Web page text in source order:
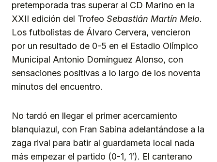
pretemporada tras superar al CD Marino en la
XXII edición del Trofeo Sebastián Martín Melo.
Los futbolistas de Álvaro Cervera, vencieron
por un resultado de 0-5 en el Estadio Olímpico
Municipal Antonio Domínguez Alonso, con
sensaciones positivas a lo largo de los noventa
minutos del encuentro.
No tardó en llegar el primer acercamiento
blanquiazul, con Fran Sabina adelantándose a la
zaga rival para batir al guardameta local nada
más empezar el partido (0-1, 1′). El canterano